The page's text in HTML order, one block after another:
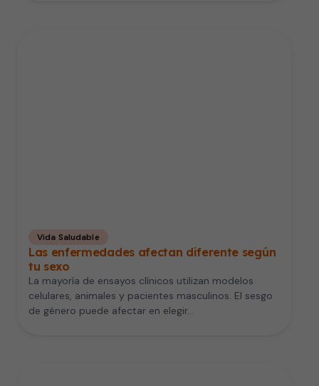
Vida Saludable
Las enfermedades afectan diferente según
tu sexo
La mayoría de ensayos clínicos utilizan modelos
celulares, animales y pacientes masculinos. El sesgo
de género puede afectar en elegir…